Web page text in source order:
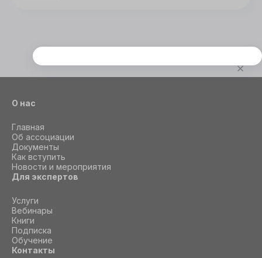
О нас
Главная
Об ассоциации
Документы
Как вступить
Новости и мероприятия
Для экспертов
Услуги
Вебинары
Книги
Подписка
Обучение
Контакты
Этот сайт использует cookie
Для корректной работы данного сайта
СОГЛАСИЕ